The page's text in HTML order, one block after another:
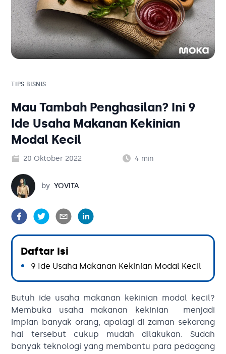
Solusi Bisnis
Tambahan
Blog
Solusi Bisnis
Tambahan
Kategori Blog
TIPS BISNIS
Mau Tambah Penghasilan? Ini 9
Ide Usaha Makanan Kekinian
Modal Kecil
20 Oktober 2022 4 min
Yovita
by YOVITA
Daftar Isi
9 Ide Usaha Makanan Kekinian Modal Kecil
Butuh ide usaha makanan kekinian modal kecil?
Membuka usaha makanan kekinian menjadi
impian banyak orang, apalagi di zaman sekarang
hal tersebut cukup mudah dilakukan. Sudah
banyak teknologi yang membantu para pedagang